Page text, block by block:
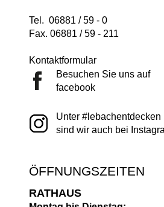
Tel. 06881 / 59 - 0
Fax. 06881 / 59 - 211
Kontaktformular
Besuchen Sie uns auf
facebook
Unter #lebachentdecken
sind wir auch bei
ÖFFNUNGSZEITEN
RATHAUS